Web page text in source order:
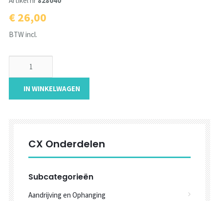
€ 26,00
BTW incl.
IN WINKELWAGEN
CX Onderdelen
Subcategorieën
Aandrijving en Ophanging